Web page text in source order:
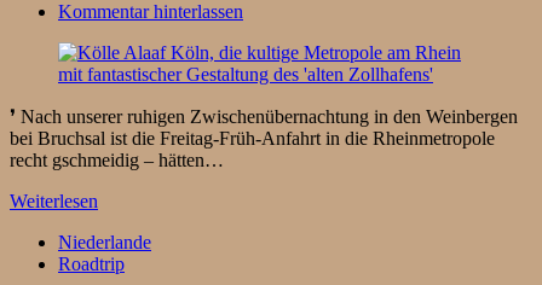
Kommentar hinterlassen
❜ Nach unserer ruhigen Zwischenübernachtung in den Weinbergen
bei Bruchsal ist die Freitag-Früh-Anfahrt in die Rheinmetropole
recht gschmeidig – hätten…
Weiterlesen
Niederlande
Roadtrip